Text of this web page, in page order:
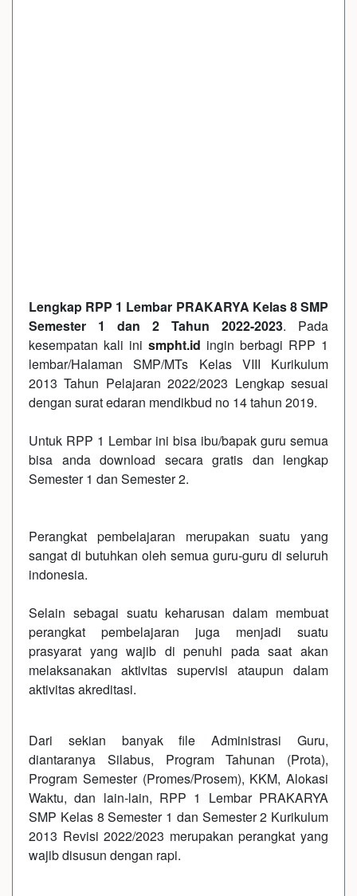
Lengkap RPP 1 Lembar PRAKARYA Kelas 8 SMP
Semester 1 dan 2 Tahun 2022-2023. Pada
kesempatan kali ini smpht.id ingin berbagi RPP 1
lembar/Halaman SMP/MTs Kelas VIII Kurikulum
2013 Tahun Pelajaran 2022/2023 Lengkap sesuai
dengan surat edaran mendikbud no 14 tahun 2019.
Untuk RPP 1 Lembar ini bisa ibu/bapak guru semua
bisa anda download secara gratis dan lengkap
Semester 1 dan Semester 2.
Perangkat pembelajaran merupakan suatu yang
sangat di butuhkan oleh semua guru-guru di seluruh
indonesia.
Selain sebagai suatu keharusan dalam membuat
perangkat pembelajaran juga menjadi suatu
prasyarat yang wajib di penuhi pada saat akan
melaksanakan aktivitas supervisi ataupun dalam
aktivitas akreditasi.
Dari sekian banyak file Administrasi Guru,
diantaranya Silabus, Program Tahunan (Prota),
Program Semester (Promes/Prosem), KKM, Alokasi
Waktu, dan lain-lain, RPP 1 Lembar PRAKARYA
SMP Kelas 8 Semester 1 dan Semester 2 Kurikulum
2013 Revisi 2022/2023 merupakan perangkat yang
wajib disusun dengan rapi.